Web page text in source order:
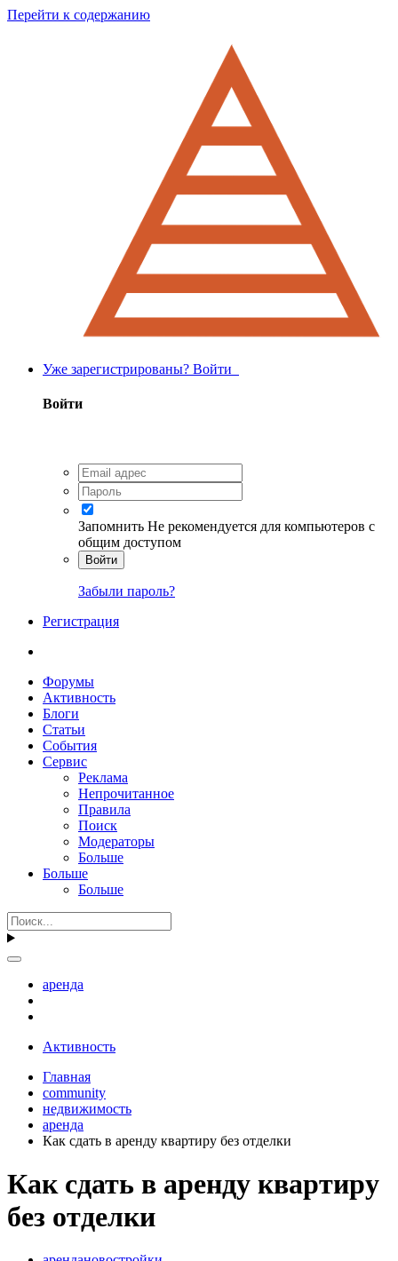
Перейти к содержанию
Уже зарегистрированы? Войти
Войти
Запомнить Не рекомендуется для компьютеров с
общим доступом
Войти
Забыли пароль?
Регистрация
Форумы
Активность
Блоги
Статьи
События
Сервис
Реклама
Непрочитанное
Правила
Поиск
Модераторы
Больше
Больше
Больше
аренда
Активность
Главная
community
недвижимость
аренда
Как сдать в аренду квартиру без отделки
Как сдать в аренду квартиру
без отделки